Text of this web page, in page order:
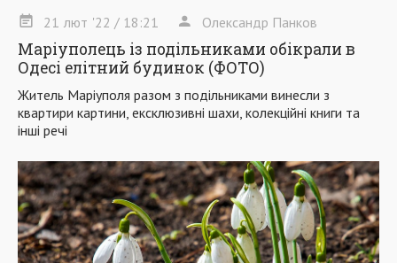
21 лют '22 / 18:21 Олександр Панков
Маріуполець із подільниками обікрали в
Одесі елітний будинок (ФОТО)
Житель Маріуполя разом з подільниками винесли з
квартири картини, ексклюзивні шахи, колекційні книги та
інші речі